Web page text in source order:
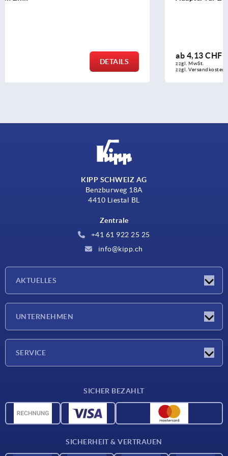
4,13 CHF
zzgl. Versandkosten
KIPP SCHWEIZ AG
Benzburweg 18A
4410 Liestal BL
Zentrale
+41 61 922 25 25
info@kipp.ch
AKTUELLES
UNTERNEHMEN
SERVICE
CAD-Daten
SICHER BEZAHLT
SICHERHEIT & VERTRAUEN